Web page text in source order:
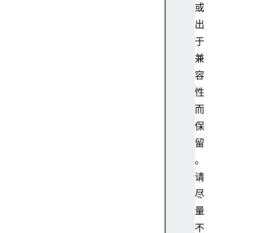
或
出
于
兼
容
性
而
保
留
。
请
尽
量
不